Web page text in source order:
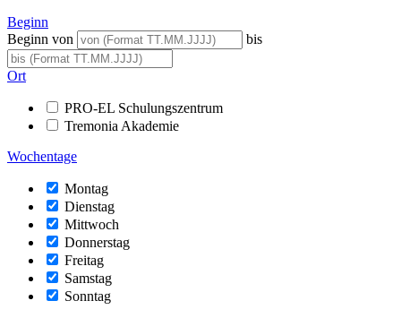
Beginn
Beginn von
bis
Ort
PRO-EL Schulungszentrum
Tremonia Akademie
Wochentage
Montag
Dienstag
Mittwoch
Donnerstag
Freitag
Samstag
Sonntag